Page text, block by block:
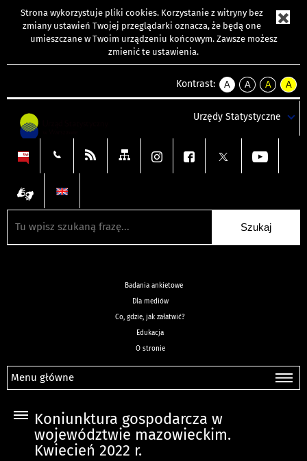
Strona wykorzystuje pliki cookies. Korzystanie z witryny bez
zmiany ustawień Twojej przeglądarki oznacza, że będą one
umieszczane w Twoim urządzeniu końcowym. Zawsze możesz
zmienić te ustawienia.
Kontrast:
A
kontrast
A
kontrast
tekst
czarnym
A
kontrast
tekst
czarnym
A
tekst
żółtym
Urzędy Statystyczne
Badania ankietowe
Dla mediów
Co, gdzie, jak załatwić?
Edukacja
O stronie
Menu główne
Koniunktura gospodarcza w
województwie mazowieckim.
Kwiecień 2022 r.